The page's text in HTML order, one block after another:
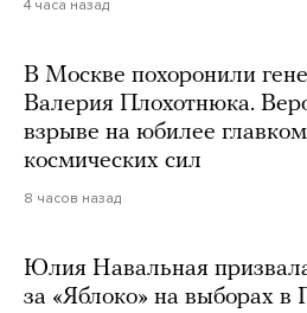
4 часа назад
В Москве похоронили
Валерия Плохотнюка.
взрыве на юбилее
космических сил
8 часов назад
Юлия Навальная призвала
за «Яблоко» на выборах в